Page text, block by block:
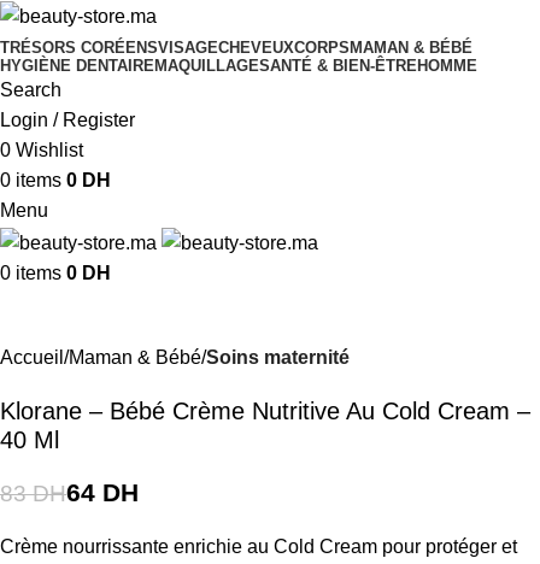
TRÉSORS CORÉENSVISAGECHEVEUXCORPS MAMAN & BÉBÉ
HYGIÈNE DENTAIREMAQUILLAGESANTÉ & BIEN-ÊTREHOMME
Search
Login / Register
0 Wishlist
0 items 0 DH
Menu
0 items 0 DH
Accueil Maman & Bébé Soins maternité
Klorane – Bébé Crème Nutritive Au Cold Cream –
40 Ml
83DH64 DH
Crème nourrissante enrichie au Cold Cream pour protéger et